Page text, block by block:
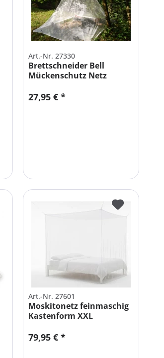
Art.-Nr. 27330
Brettschneider Bell
Mückenschutz Netz
27,95 € *
Art.-Nr. 27601
Moskitonetz feinmaschig
Kastenform XXL
79,95 € *